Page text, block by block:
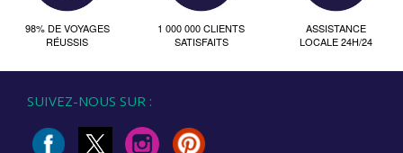
98% DE VOYAGES
RÉUSSIS
1 000 000 CLIENTS
SATISFAITS
ASSISTANCE
LOCALE 24H/24
SUIVEZ-NOUS SUR :